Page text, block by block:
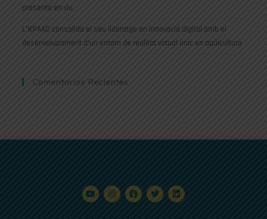
presenta en viu
L’IEPAAC consolida el seu lideratge en innovació digital amb el
desenvolupament d’un entorn de realitat virtual únic en aqüicultura
Comentarios Recientes